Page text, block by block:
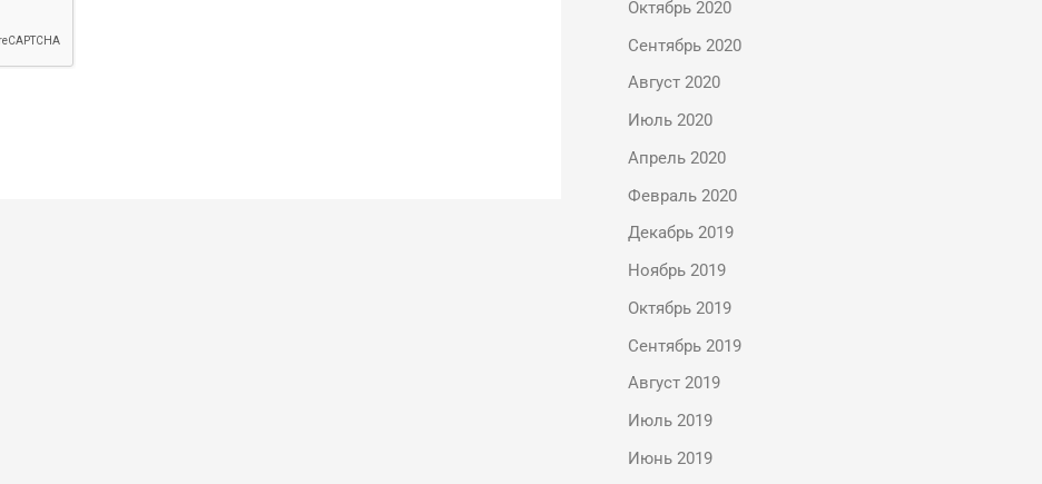
Октябрь 2020
Сентябрь 2020
Август 2020
Июль 2020
Апрель 2020
Февраль 2020
Декабрь 2019
Ноябрь 2019
Октябрь 2019
Сентябрь 2019
Август 2019
Июль 2019
Июнь 2019